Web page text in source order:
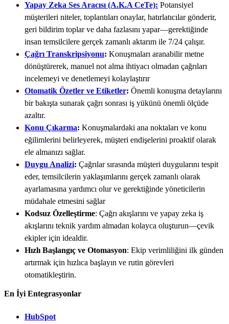
Yapay Zeka Ses Aracısı (A.K.A CeTe): Potansiyel
müşterileri niteler, toplantıları onaylar, hatırlatıcılar gönderir,
geri bildirim toplar ve daha fazlasını yapar—gerektiğinde
insan temsilcilere gerçek zamanlı aktarım ile 7/24 çalışır.
Çağrı Transkripsiyonu: Konuşmaları aranabilir metne
dönüştürerek, manuel not alma ihtiyacı olmadan çağrıları
incelemeyi ve denetlemeyi kolaylaştırır
Otomatik Özetler ve Etiketler: Önemli konuşma detaylarını
bir bakışta sunarak çağrı sonrası iş yükünü önemli ölçüde
azaltır.
Konu Çıkarma: Konuşmalardaki ana noktaları ve konu
eğilimlerini belirleyerek, müşteri endişelerini proaktif olarak
ele almanızı sağlar.
Duygu Analizi: Çağrılar sırasında müşteri duygularını tespit
eder, temsilcilerin yaklaşımlarını gerçek zamanlı olarak
ayarlamasına yardımcı olur ve gerektiğinde yöneticilerin
müdahale etmesini sağlar
Kodsuz Özelleştirme: Çağrı akışlarını ve yapay zeka iş
akışlarını teknik yardım almadan kolayca oluşturun—çevik
ekipler için idealdir.
Hızlı Başlangıç ve Otomasyon: Ekip verimliliğini ilk günden
artırmak için hızlıca başlayın ve rutin görevleri
otomatikleştirin.
En İyi Entegrasyonlar
HubSpot